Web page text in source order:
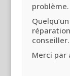
problème.
conseiller.
Merci par